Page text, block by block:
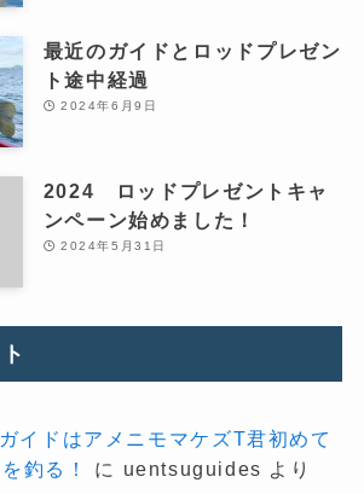
最近のガイドとロッドプレゼン
ト途中経過
2024年6月9日
2024 ロッドプレゼントキャ
ンペーン始めました！
2024年5月31日
イドはアメニモマケズT君初めて
釣る！
に uentsuguides より